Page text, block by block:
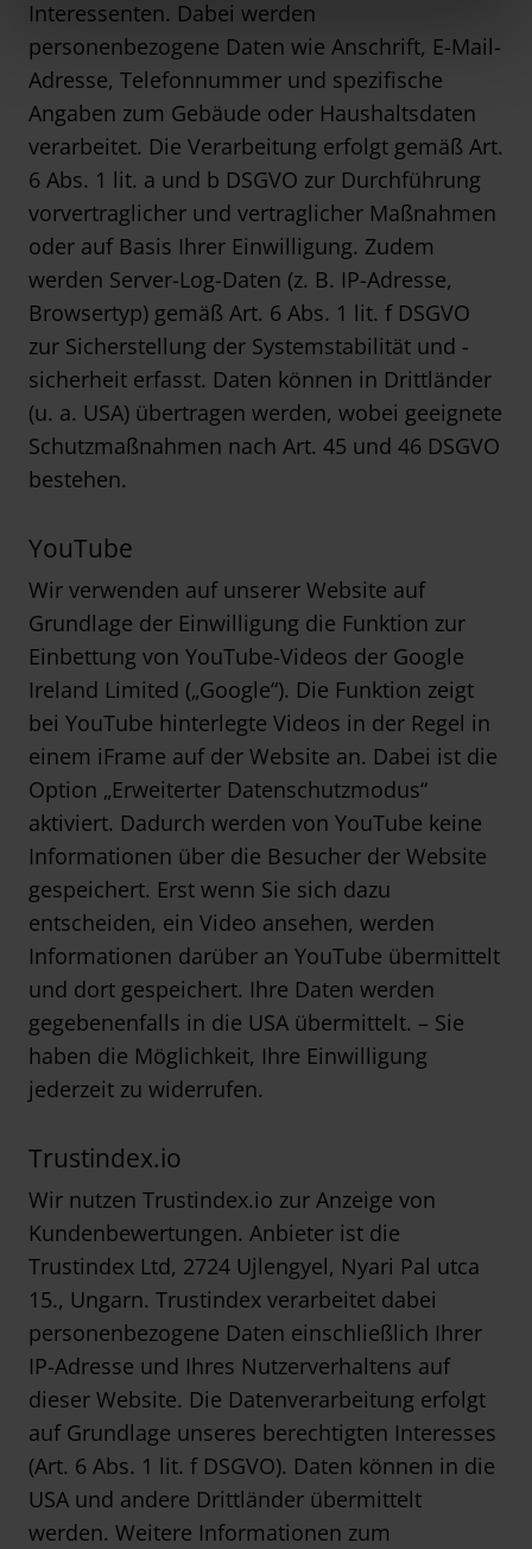
Interessenten. Dabei werden
personenbezogene Daten wie Anschrift, E-Mail-
Adresse, Telefonnummer und spezifische
Angaben zum Gebäude oder Haushaltsdaten
verarbeitet. Die Verarbeitung erfolgt gemäß Art.
6 Abs. 1 lit. a und b DSGVO zur Durchführung
vorvertraglicher und vertraglicher Maßnahmen
oder auf Basis Ihrer Einwilligung. Zudem
werden Server-Log-Daten (z. B. IP-Adresse,
Browsertyp) gemäß Art. 6 Abs. 1 lit. f DSGVO
zur Sicherstellung der Systemstabilität und -
sicherheit erfasst. Daten können in Drittländer
(u. a. USA) übertragen werden, wobei geeignete
Schutzmaßnahmen nach Art. 45 und 46 DSGVO
bestehen.
YouTube
Wir verwenden auf unserer Website auf
Grundlage der Einwilligung die Funktion zur
Einbettung von YouTube-Videos der Google
Ireland Limited („Google“). Die Funktion zeigt
bei YouTube hinterlegte Videos in der Regel in
einem iFrame auf der Website an. Dabei ist die
Option „Erweiterter Datenschutzmodus“
aktiviert. Dadurch werden von YouTube keine
Informationen über die Besucher der Website
gespeichert. Erst wenn Sie sich dazu
entscheiden, ein Video ansehen, werden
Informationen darüber an YouTube übermittelt
und dort gespeichert. Ihre Daten werden
gegebenenfalls in die USA übermittelt. – Sie
haben die Möglichkeit, Ihre Einwilligung
jederzeit zu widerrufen.
Trustindex.io
Wir nutzen Trustindex.io zur Anzeige von
Kundenbewertungen. Anbieter ist die
Trustindex Ltd, 2724 Ujlengyel, Nyari Pal utca
15., Ungarn. Trustindex verarbeitet dabei
personenbezogene Daten einschließlich Ihrer
IP-Adresse und Ihres Nutzerverhaltens auf
dieser Website. Die Datenverarbeitung erfolgt
auf Grundlage unseres berechtigten Interesses
(Art. 6 Abs. 1 lit. f DSGVO). Daten können in die
USA und andere Drittländer übermittelt
werden. Weitere Informationen zum